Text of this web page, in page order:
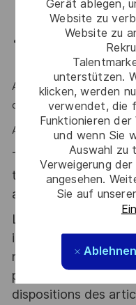
Gerät ablegen,
Website zu
Website zu
unterstützen.
klicken, werden
verwendet, die
Funktionieren
und wenn Sie
Auswahl zu
Verweigerung
angesehen.
Sie auf
Ablehnen
(Prestations
anglais technique
équipe Indienne.
Autonomie, rigueur,
d'analyse sont des
Alors ce poste est fait
Thales, entreprise
tous les talents. La
atout. Postulez et
Le poste pouvant
informations
nationale, la
procédure
dispositions des